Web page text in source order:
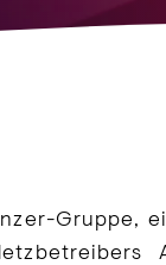
Gruppe,